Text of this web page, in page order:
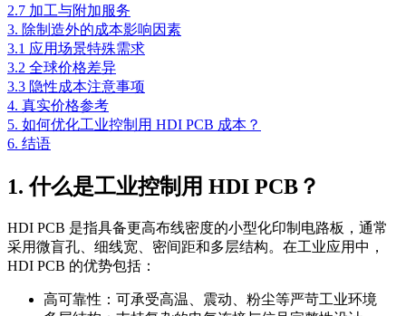
2.7 加工与附加服务
3. 除制造外的成本影响因素
3.1 应用场景特殊需求
3.2 全球价格差异
3.3 隐性成本注意事项
4. 真实价格参考
5. 如何优化工业控制用 HDI PCB 成本？
6. 结语
1. 什么是工业控制用 HDI PCB？
HDI PCB 是指具备更高布线密度的小型化印制电路板，通常
采用微盲孔、细线宽、密间距和多层结构。在工业应用中，
HDI PCB 的优势包括：
高可靠性：可承受高温、震动、粉尘等严苛工业环境